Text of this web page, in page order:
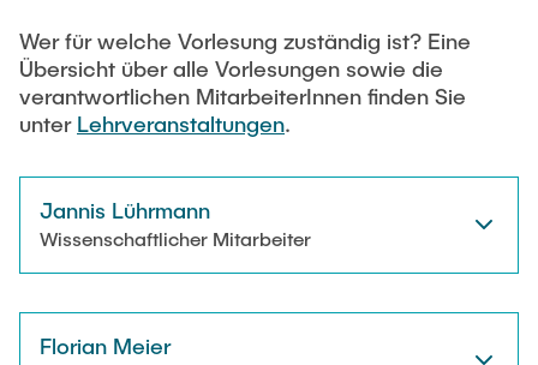
Wer für welche Vorlesung zuständig ist? Eine
Übersicht über alle Vorlesungen sowie die
verantwortlichen MitarbeiterInnen finden Sie
unter Lehrveranstaltungen.
Jannis Lührmann
Wissenschaftlicher Mitarbeiter
Florian Meier